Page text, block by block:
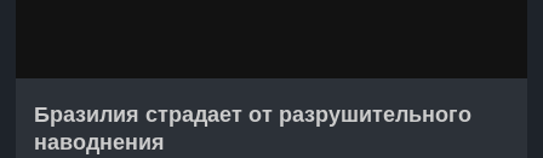
Бразилия страдает от разрушительного
наводнения